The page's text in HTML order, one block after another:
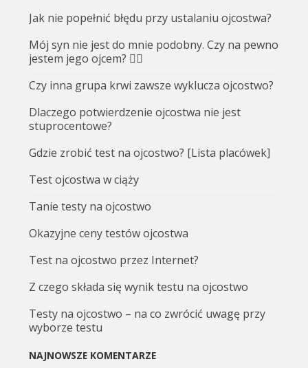
Jak nie popełnić błędu przy ustalaniu ojcostwa?
Mój syn nie jest do mnie podobny. Czy na pewno
jestem jego ojcem? 🤷‍♂️
Czy inna grupa krwi zawsze wyklucza ojcostwo?
Dlaczego potwierdzenie ojcostwa nie jest
stuprocentowe?
Gdzie zrobić test na ojcostwo? [Lista placówek]
Test ojcostwa w ciąży
Tanie testy na ojcostwo
Okazyjne ceny testów ojcostwa
Test na ojcostwo przez Internet?
Z czego składa się wynik testu na ojcostwo
Testy na ojcostwo – na co zwrócić uwagę przy
wyborze testu
NAJNOWSZE KOMENTARZE